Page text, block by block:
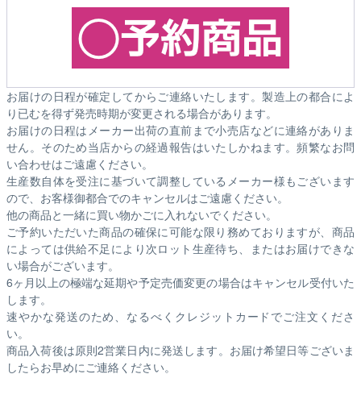
お届けの日程が確定してからご連絡いたします。製造上の都合によ
り已むを得ず発売時期が変更される場合があります。
お届けの日程はメーカー出荷の直前まで小売店などに連絡がありま
せん。そのため当店からの経過報告はいたしかねます。頻繁なお問
い合わせはご遠慮ください。
生産数自体を受注に基づいて調整しているメーカー様もございます
ので、お客様御都合でのキャンセルはご遠慮ください。
他の商品と一緒に買い物かごに入れないでください。
ご予約いただいた商品の確保に可能な限り務めておりますが、商品
によっては供給不足により次ロット生産待ち、またはお届けできな
い場合がございます。
6ヶ月以上の極端な延期や予定売価変更の場合はキャンセル受付いた
します。
速やかな発送のため、なるべくクレジットカードでご注文くださ
い。
商品入荷後は原則2営業日内に発送します。お届け希望日等ございま
したらお早めにご連絡ください。